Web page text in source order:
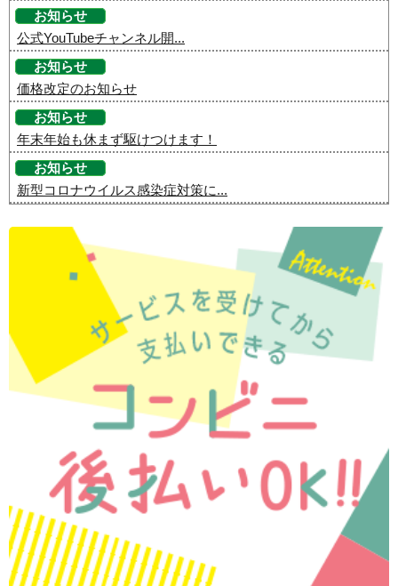
お知らせ
公式YouTubeチャンネル開...
お知らせ
価格改定のお知らせ
お知らせ
年末年始も休まず駆けつけます！
お知らせ
新型コロナウイルス感染症対策に...